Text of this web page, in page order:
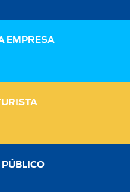
EMPRESA